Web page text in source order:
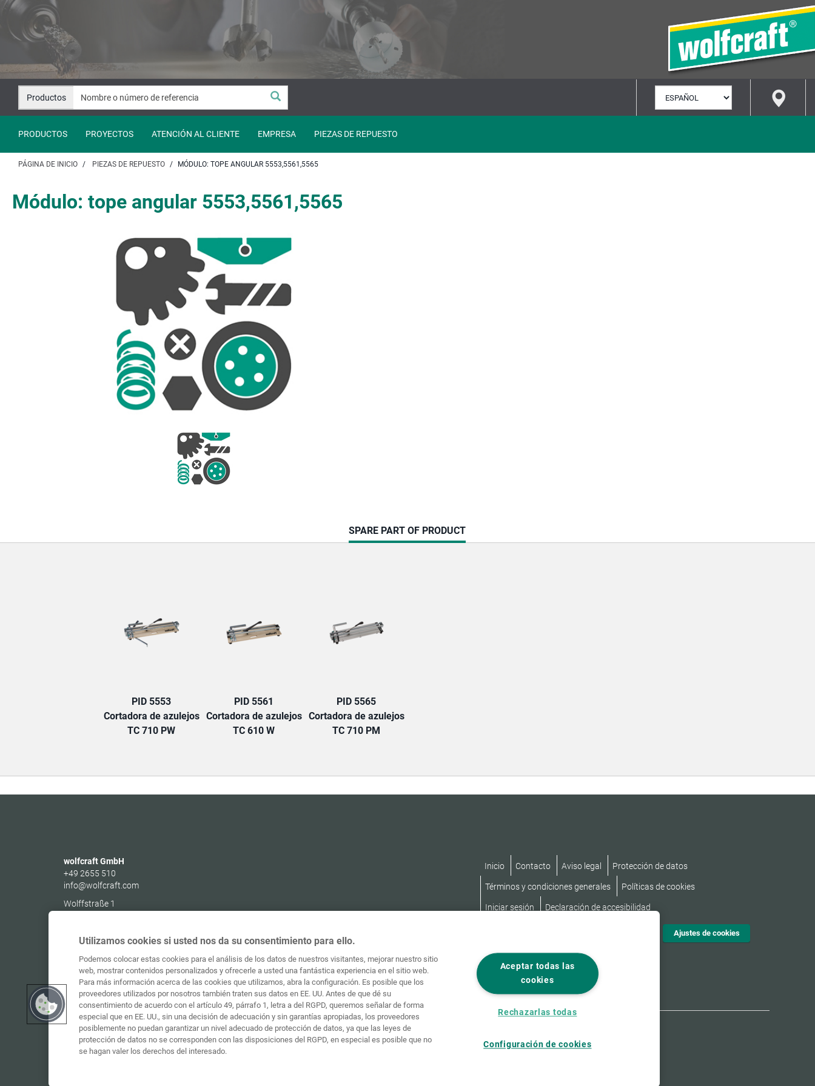
Saltar
contenido
Saltar
Productos
IDIOMA
PRODUCTOS PROYECTOS ATENCIÓN AL CLIENTE EMPRESA PIEZAS DE REPUESTO
PÁGINA DE INICIO PIEZAS DE REPUESTO MÓDULO: TOPE ANGULAR 5553,5561,5565
Módulo: tope angular 5553,5561,5565
CURRENT
TAB:
SPARE PART OF PRODUCT
PID 5553
Cortadora de azulejos
TC 710 PW
PID 5561
Cortadora de azulejos
TC 610 W
PID 5565
Cortadora de azulejos
TC 710 PM
wolfcraft GmbH
+49 2655 510
info@wolfcraft.com
Wolffstraße 1
Inicio Contacto Aviso legal Protección de datos
Términos y condiciones generales Políticas de cookies
Iniciar sesión Declaración de accesibilidad
Ajustes de cookies
Utilizamos cookies si usted nos da su consentimiento para ello.
Podemos colocar estas cookies para el análisis de los datos de nuestros visitantes, mejorar nuestro sitio
web, mostrar contenidos personalizados y ofrecerle a usted una fantástica experiencia en el sitio web.
Para más información acerca de las cookies que utilizamos, abra la configuración. Es posible que los
proveedores utilizados por nosotros también traten sus datos en EE. UU. Antes de que dé su
consentimiento de acuerdo con el artículo 49, párrafo 1, letra a del RGPD, queremos señalar de forma
especial que en EE. UU., sin una decisión de adecuación y sin garantías apropiadas, los proveedores
posiblemente no puedan garantizar un nivel adecuado de protección de datos, ya que las leyes de
protección de datos no se corresponden con las disposiciones del RGPD, en especial es posible que no
se hagan valer los derechos del interesado.
Aceptar todas las
cookies
Rechazarlas todas
Configuración de cookies